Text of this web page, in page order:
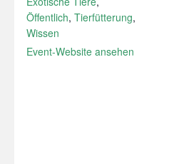
Öffentlich, Tierfütterung,
Wissen
Event-Website ansehen